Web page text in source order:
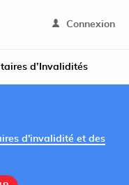
Connexion
d’Invalidités
d'invalidité et des